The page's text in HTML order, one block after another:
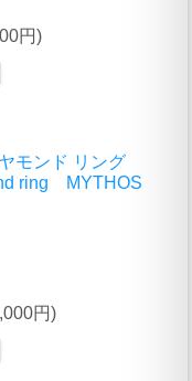
円)
ヤモンド リング
ring MYTHOS
円)